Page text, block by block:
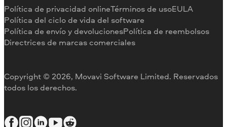
Reembolso
Por qué elegirnos
Para el trabajo
Copyright © 2026, Movavi Software Limited. Reservados
todos los derechos.
Política de privacidad onlineTérminos de usoEULA
Política del ciclo de vida del software
Política de envío y devolucionesPolítica de reembolsos
Directrices de marcas comerciales